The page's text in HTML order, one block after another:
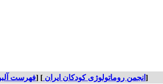
[ انجمن روماتولوژی کودکان ایران ] [فهرست